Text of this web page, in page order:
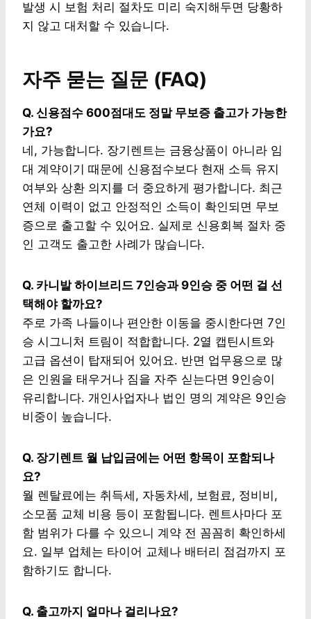
발생 시 보험 처리 절차도 미리 숙지해두면 당황하
지 않고 대처할 수 있습니다.
자주 묻는 질문 (FAQ)
Q. 신용점수 600점대도 정말 무보증 출고가 가능한
가요?
네, 가능합니다. 장기렌트는 금융상품이 아니라 임
대 계약이기 때문에 신용점수보다 현재 소득 유지
여부와 상환 의지를 더 중요하게 평가합니다. 최근
연체 이력이 없고 안정적인 소득이 확인되면 무보
증으로 출고할 수 있어요. 실제로 신용회복 절차 중
인 고객도 출고한 사례가 많습니다.
Q. 카니발 하이브리드 7인승과 9인승 중 어떤 걸 선
택해야 할까요?
주로 가족 나들이나 편안한 이동을 중시한다면 7인
승 시그니처 트림이 적합합니다. 2열 캡틴시트와
고급 옵션이 탑재되어 있어요. 반면 업무용으로 많
은 인원을 태우거나 짐을 자주 싣는다면 9인승이
유리합니다. 개인사업자나 법인 명의 계약은 9인승
비중이 높습니다.
Q. 장기렌트 월 납입금에는 어떤 항목이 포함되나
요?
월 렌탈료에는 취득세, 자동차세, 보험료, 정비비,
소모품 교체 비용 등이 포함됩니다. 렌트사마다 포
함 범위가 다를 수 있으니 계약 전 꼼꼼히 확인하세
요. 일부 업체는 타이어 교체나 배터리 점검까지 포
함하기도 합니다.
Q. 출고까지 얼마나 걸리나요?